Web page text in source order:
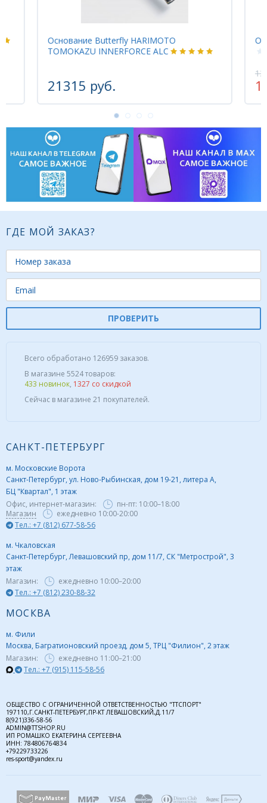
Основание Butterfly HARIMOTO
TOMOKAZU INNERFORCE ALC
21315 руб.
ГДЕ МОЙ ЗАКАЗ?
ПРОВЕРИТЬ
Всего обработано 126959 заказов.
В магазине 5524 товаров:
433 новинок, 1327 со скидкой
Сейчас в магазине 21 покупателей.
САНКТ-ПЕТЕРБУРГ
м. Московские Ворота
Санкт-Петербург, ул. Ново-Рыбинская, дом 19-21, литера А,
БЦ "Квартал", 1 этаж
Офис, интернет-магазин:
пн-пт: 10:00–18:00
Магазин
ежедневно 10:00-20:00
Тел.: +7 (812) 677-58-56
м. Чкаловская
Санкт-Петербург, Левашовский пр, дом 11/7, СК "Метрострой", 3
этаж
Магазин:
ежедневно 10:00–20:00
Тел.: +7 (812) 230-88-32
МОСКВА
м. Фили
Москва, Багратионовский проезд, дом 5, ТРЦ "Филион", 2 этаж
Магазин:
ежедневно 11:00–21:00
Тел.: +7 (915) 115-58-56
ОБЩЕСТВО С ОГРАНИЧЕННОЙ ОТВЕТСТВЕННОСТЬЮ "ТТСПОРТ"
197110,Г.САНКТ-ПЕТЕРБУРГ,ПР-КТ ЛЕВАШОВСКИЙ,Д.11/7
8(921)336-58-56
ADMIN@TTSHOP.RU
ИП РОМАШКО ЕКАТЕРИНА СЕРГЕЕВНА
ИНН: 784806764834
+79229733226
res-sport@yandex.ru